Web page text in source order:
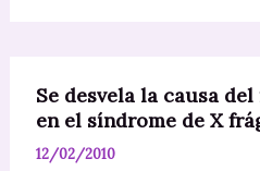
vida
diaria
de
Se desvela la causa
en el síndrome de X
12/02/2010